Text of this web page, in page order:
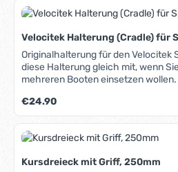
Velocitek Halterung (Cradle) für
Originalhalterung für den Velocitek
diese Halterung gleich mit, wenn
mehreren Booten einsetzen
am Boot, an den Velocitek-
eines Tacktick Micro Kompasses.
Regulärer Preis:
€24.90
Kursdreieck mit Griff, 250mm